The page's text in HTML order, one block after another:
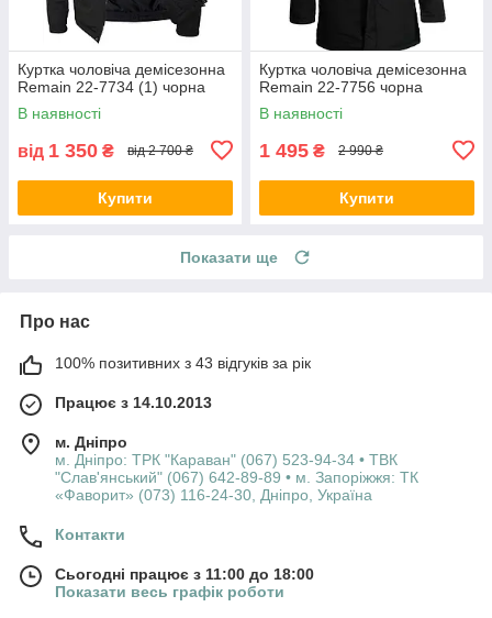
Куртка чоловіча демісезонна
Remain 22-7734 (1) чорна
В наявності
від 1 350 ₴ від 2 700 ₴
Купити
Куртка чоловіча демісезонна
Remain 22-7756 чорна
В наявності
1 495 ₴ 2 990 ₴
Купити
Показати ще
Про нас
100% позитивних з 43 відгуків за рік
Працює з 14.10.2013
м. Дніпро
м. Дніпро: ТРК "Караван" (067) 523-94-34 • ТВК
"Слав'янський" (067) 642-89-89 • м. Запоріжжя: ТК
«Фаворит» (073) 116-24-30, Дніпро, Україна
Контакти
Сьогодні працює з 11:00 до 18:00
Показати весь графік роботи